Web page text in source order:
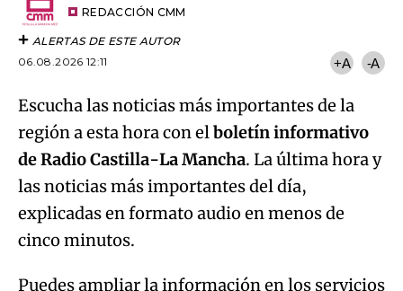
REDACCIÓN CMM
ALERTAS DE ESTE AUTOR
06.08.2026 12:11
+A -A
Escucha las noticias más importantes de la
región a esta hora con elboletín informativo
de Radio Castilla-La Mancha. La última hora y
las noticias más importantes del día,
explicadas en formato audio en menos de
cinco minutos.
Puedes ampliar la información en los servicios